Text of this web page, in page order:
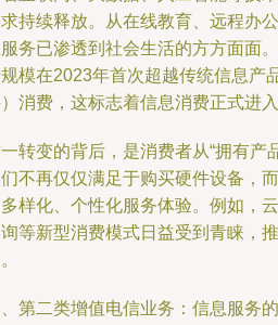
持续释放。从在线教育、远程办
务已渗透到社会生活的方方面面
模在2023年首次超越传统信息产
消费，这标志着信息消费正式进
转变的背后，是消费者从“拥有产
不再仅仅满足于购买硬件设备，
样化、个性化服务体验。例如，
等新型消费模式日益受到青睐，
第二类增值电信业务：信息服务